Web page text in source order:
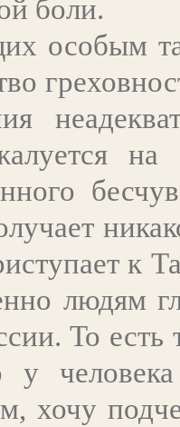
боли.
особым
на
к
людям
То
у
хочу